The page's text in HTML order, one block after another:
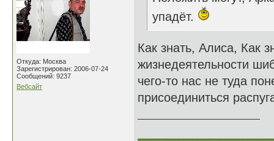
Откуда: Москва
Зарегистрирован: 2006-07-24
Сообщений: 9237
Вебсайт
упадёт.
Как знать, Алиса, Как
жизнедеятельности
чего-то нас не туда
присоединиться